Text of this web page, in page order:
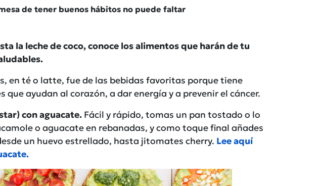
de tener buenos hábitos no puede faltar
la leche de coco, conoce los alimentos que harán de tu
en té o latte, fue de las bebidas favoritas porque tiene
que ayudan al corazón, a dar energía y a prevenir el cáncer.
con aguacate. Fácil y rápido, tomas un pan tostado o lo
o aguacate en rebanadas, y como toque final añades
un huevo estrellado, hasta jitomates cherry. Lee aquí